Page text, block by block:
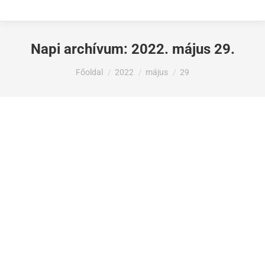
Napi archívum: 2022. május 29.
Ön itt van:
Főoldal 2022 május 29